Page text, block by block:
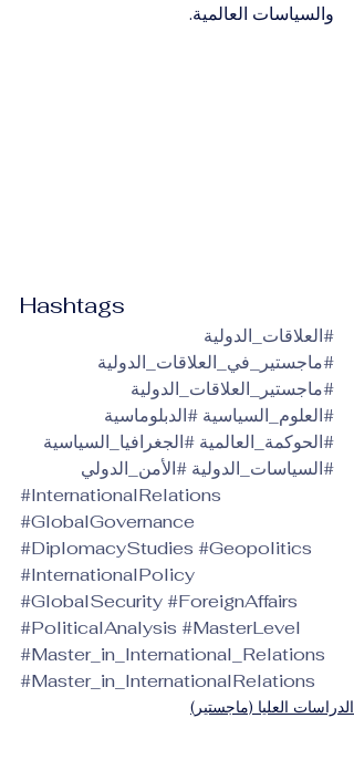
والسياسات العالمية.
Hashtags
#العلاقات_الدولية
#ماجستير_في_العلاقات_الدولية
#ماجستير_العلاقات_الدولية
#العلوم_السياسية #الدبلوماسية
#الحوكمة_العالمية #الجغرافيا_السياسية
#السياسات_الدولية #الأمن_الدولي
#InternationalRelations
#GlobalGovernance
#DiplomacyStudies #Geopolitics
#InternationalPolicy
#GlobalSecurity#ForeignAffairs
#PoliticalAnalysis #MasterLevel
#Master_in_International_Relations
#Master_in_InternationalRelations
الدراسات العليا (ماجستير)